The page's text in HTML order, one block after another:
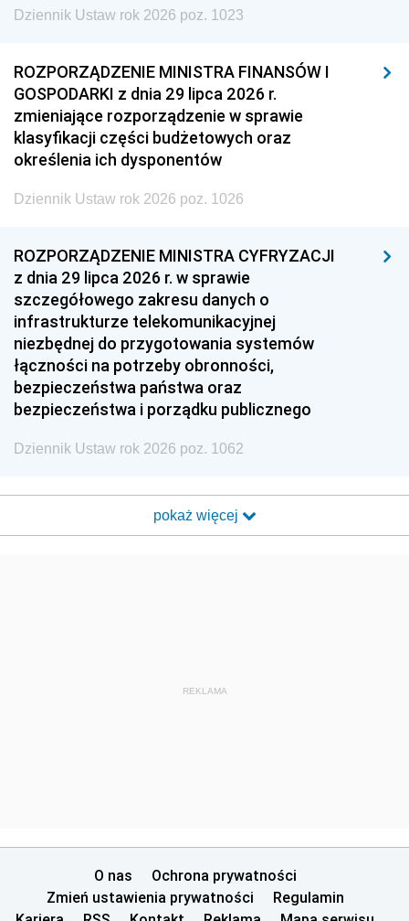
Dziennik Ustaw rok 2026 poz. 1023
ROZPORZĄDZENIE MINISTRA FINANSÓW I
GOSPODARKI z dnia 29 lipca 2026 r.
zmieniające rozporządzenie w sprawie
klasyfikacji części budżetowych oraz
określenia ich dysponentów
Dziennik Ustaw rok 2026 poz. 1026
ROZPORZĄDZENIE MINISTRA CYFRYZACJI
z dnia 29 lipca 2026 r. w sprawie
szczegółowego zakresu danych o
infrastrukturze telekomunikacyjnej
niezbędnej do przygotowania systemów
łączności na potrzeby obronności,
bezpieczeństwa państwa oraz
bezpieczeństwa i porządku publicznego
Dziennik Ustaw rok 2026 poz. 1062
pokaż więcej
REKLAMA
O nas
Ochrona prywatności
Zmień ustawienia prywatności
Regulamin